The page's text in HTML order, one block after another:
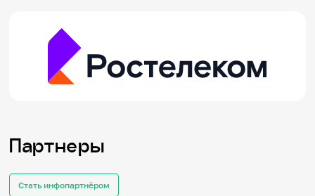
Партнеры
Стать инфопартнёром